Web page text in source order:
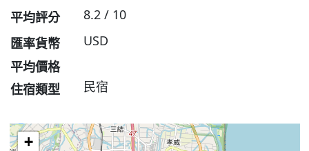
平均評分
8.2 / 10
匯率貨幣
USD
平均價格
住宿類型
民宿
+